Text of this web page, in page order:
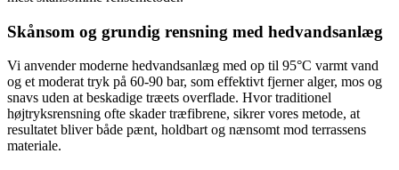
Skånsom og grundig rensning med hedvandsanlæg
Vi anvender moderne hedvandsanlæg med op til 95°C varmt vand
og et moderat tryk på 60-90 bar, som effektivt fjerner alger, mos og
snavs uden at beskadige træets overflade. Hvor traditionel
højtryksrensning ofte skader træfibrene, sikrer vores metode, at
resultatet bliver både pænt, holdbart og nænsomt mod terrassens
materiale.